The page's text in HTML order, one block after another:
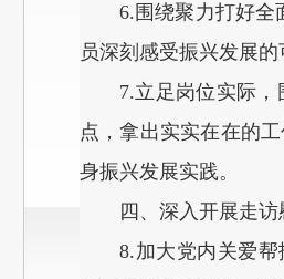
6.围绕聚力打好全
员深刻感受振兴发展
7.立足岗位实际
点，拿出实实在在的
身振兴发展实践。
四、深入开展走
8.加大党内关爱